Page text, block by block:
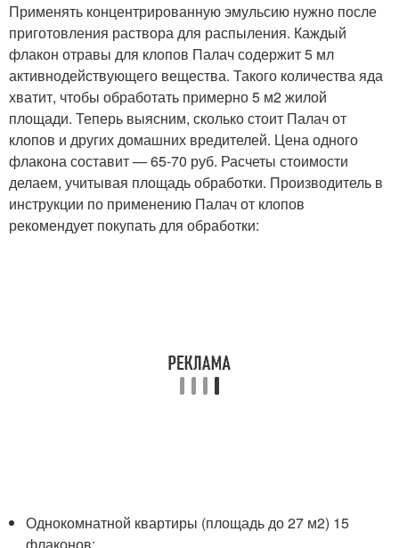
Применять концентрированную эмульсию нужно после
приготовления раствора для распыления. Каждый
флакон отравы для клопов Палач содержит 5 мл
активнодействующего вещества. Такого количества яда
хватит, чтобы обработать примерно 5 м2 жилой
площади. Теперь выясним, сколько стоит Палач от
клопов и других домашних вредителей. Цена одного
флакона составит — 65-70 руб. Расчеты стоимости
делаем, учитывая площадь обработки. Производитель в
инструкции по применению Палач от клопов
рекомендует покупать для обработки:
Однокомнатной квартиры (площадь до 27 м2) 15